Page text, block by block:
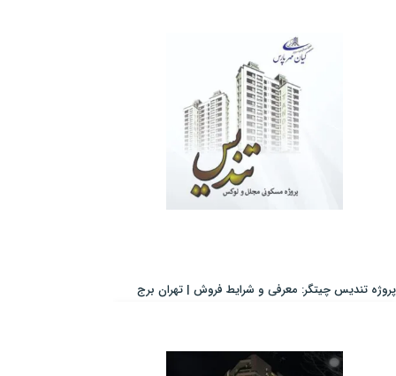
پروژه تندیس چیتگر: معرفی و شرایط فروش | تهران برج